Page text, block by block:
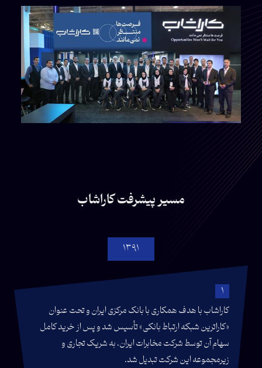
مسیر پیشرفت کاراشاب
1391
1
کاراشاب با هدف همکاری با بانک مرکزی ایران و تحت عنوان
«کاراترین شبکه ارتباط بانکی» تأسیس شد و پس از خرید کامل
سهام آن توسط شرکت مخابرات ایران، به شریک تجاری و
زیرمجموعه این شرکت تبدیل شد.